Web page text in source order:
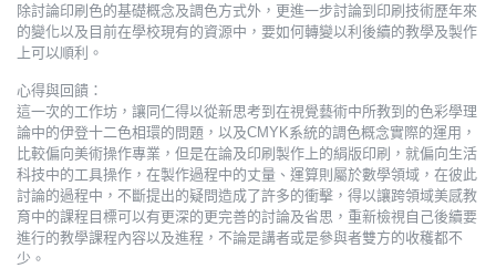
除討論印刷色的基礎概念及調色方式外，更進一步討論到印刷技術歷年來
的變化以及目前在學校現有的資源中，要如何轉變以利後續的教學及製作
上可以順利。
心得與回饋：
這一次的工作坊，讓同仁得以從新思考到在視覺藝術中所教到的色彩學理
論中的伊登十二色相環的問題，以及CMYK系統的調色概念實際的運用，
比較偏向美術操作專業，但是在論及印刷製作上的絹版印刷，就偏向生活
科技中的工具操作，在製作過程中的丈量、運算則屬於數學領域，在彼此
討論的過程中，不斷提出的疑問造成了許多的衝擊，得以讓跨領域美感教
育中的課程目標可以有更深的更完善的討論及省思，重新檢視自己後續要
進行的教學課程內容以及進程，不論是講者或是參與者雙方的收穫都不
少。